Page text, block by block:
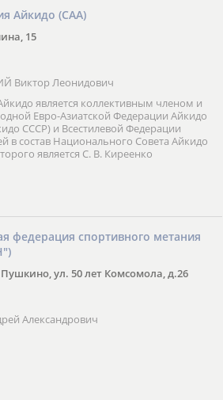
Айкидо (САА)
15
Виктор Леонидович
является коллективным членом и
Евро-Азиатской Федерации Айкидо
СССР) и Всестилевой Федерации
в состав Национального Совета Айкидо
является С. В. Киреенко
федерация спортивного метания
ул. 50 лет Комсомола, д.26
Александрович